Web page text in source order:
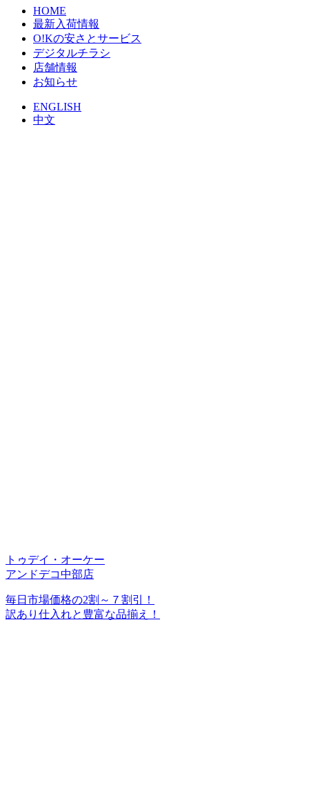
HOME
最新入荷情報
O!Kの安さとサービス
デジタルチラシ
店舗情報
お知らせ
ENGLISH
中文
トゥデイ・オーケー
アンドデコ中部店
毎日市場価格の2割～７割引！
訳あり仕入れと豊富な品揃え！